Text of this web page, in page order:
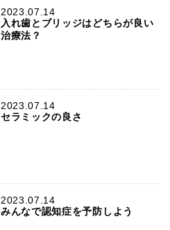
2023.07.14
入れ歯とブリッジはどちらが良い
治療法？
2023.07.14
セラミックの良さ
2023.07.14
みんなで認知症を予防しよう